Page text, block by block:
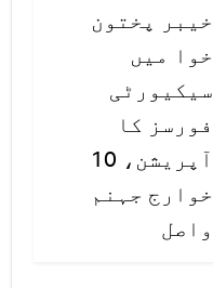
خیبر پختون
خوا میں
سیکیورٹی
فورسز کا
آپریشن، 10
خوارج جہنم
واصل